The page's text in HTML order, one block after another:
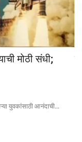
मोठी संधी;
युवकांसाठी आनंदाची...